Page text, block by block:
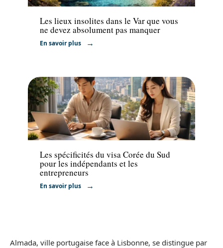
Les lieux insolites dans le Var que vous
ne devez absolument pas manquer
En savoir plus
Actu
Les spécificités du visa Corée du Sud
pour les indépendants et les
entrepreneurs
En savoir plus
Almada, ville portugaise face à Lisbonne, se distingue par